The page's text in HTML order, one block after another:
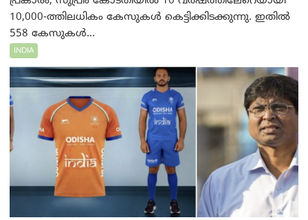
10,000-ത്തിലധികം കേസുകൾ കെട്ടിക്കിടക്കുന്നു. ഇതിൽ
558 കേസുകൾ...
INDIA